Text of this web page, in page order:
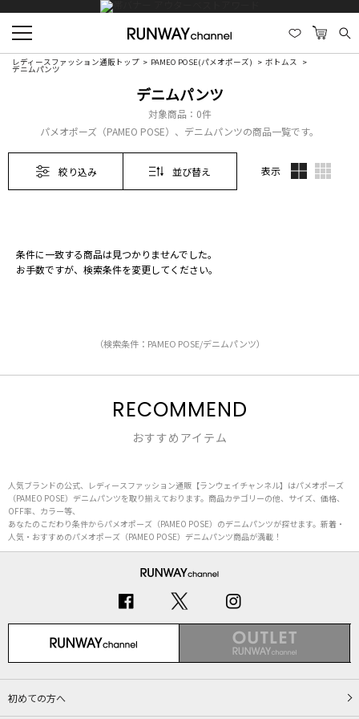
レディースファッション通販トップ PAMEO POSE(パメオポーズ) ボトムス
デニムパンツ
デニムパンツ
対象商品： 0件
パメオポーズ（PAMEO POSE）、デニムパンツの商品一覧です。
絞り込み 並び替え 表示
条件に一致する商品は見つかりませんでした。
お手数ですが、検索条件を変更してください。
（検索条件：PAMEO POSE/デニムパンツ）
RECOMMEND
おすすめアイテム
人気ブランドの公式、レディースファッション通販【ランウェイチャンネル】はパメオポーズ
（PAMEO POSE）デニムパンツを取り揃えております。商品カテゴリーの他、サイズ、価格、
OFF率、カラー等、
あなたのこだわり条件からパメオポーズ（PAMEO POSE）のデニムパンツが探せます。新着・
人気・おすすめのパメオポーズ（PAMEO POSE）デニムパンツ商品が満載！
初めての方へ